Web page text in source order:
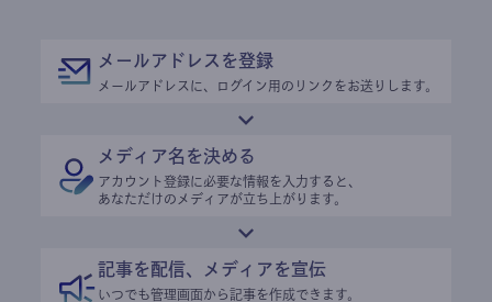
メールアドレスを登録
メールアドレスに、ログイン用のリンクをお送りします。
メディア名を決める
アカウント登録に必要な情報を入力すると、
あなただけのメディアが立ち上がります。
記事を配信、メディアを宣伝
いつでも管理画面から記事を作成できます。